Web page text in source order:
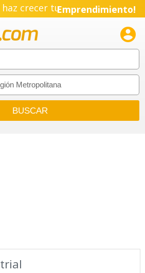
crecer tuEmprendimiento!
